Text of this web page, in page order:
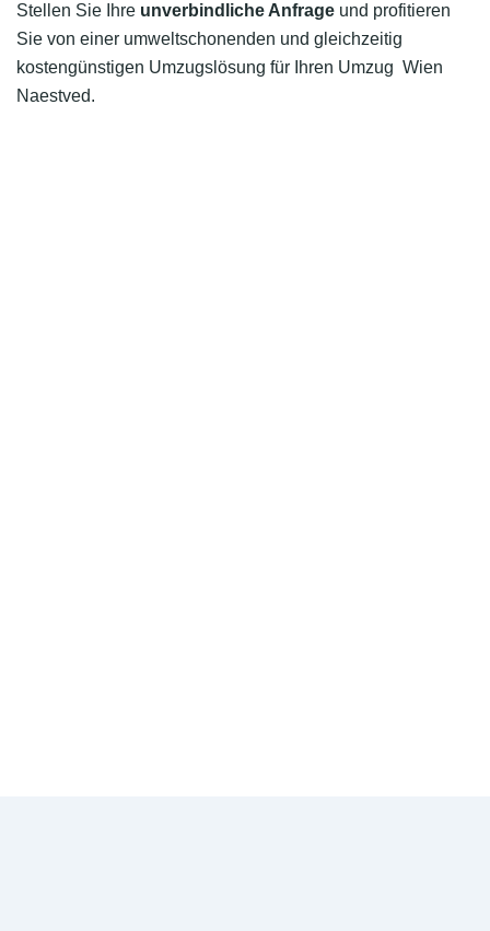
Stellen Sie Ihre unverbindliche Anfrage und profitieren
Sie von einer umweltschonenden und gleichzeitig
kostengünstigen Umzugslösung für Ihren Umzug Wien
Naestved.